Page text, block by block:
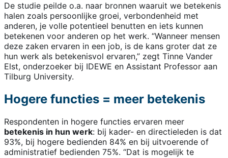
De studie peilde o.a. naar bronnen waaruit we betekenis
halen zoals persoonlijke groei, verbondenheid met
anderen, je volle potentieel benutten en iets kunnen
betekenen voor anderen op het werk. “Wanneer mensen
deze zaken ervaren in een job, is de kans groter dat ze
hun werk als betekenisvol ervaren,” zegt Tinne Vander
Elst, onderzoeker bij IDEWE en Assistant Professor aan
Tilburg University.
Hogere functies = meer betekenis
Respondenten in hogere functies ervaren meer
betekenis in hun werk: bij kader- en directieleden is dat
93%, bij hogere bedienden 84% en bij uitvoerende of
administratief bedienden 75%. “Dat is mogelijk te